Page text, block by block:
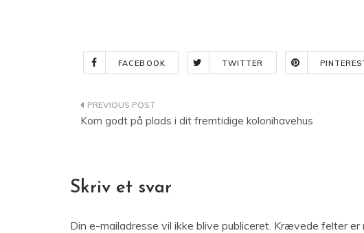
FACEBOOK TWITTER
Indlægsnavigation
Kom godt på plads i dit fremtidige kolonihavehus
Skriv et svar
Din e-mailadresse vil ikke blive publiceret. Krævede felter er